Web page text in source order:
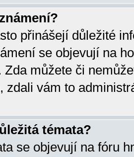
přinášejí důležité
se objevují na
Zda můžete či
zdali vám to
témata?
se objevují na fóru